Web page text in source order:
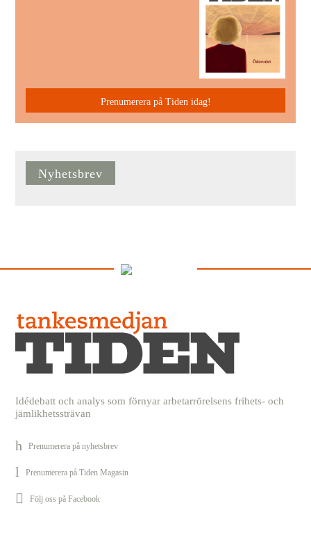
Prenumerera på Tiden idag!
Nyhetsbrev
Idédebatt och analys som förnyar arbetarrörelsens frihets- och
jämlikhetssträvan
Prenumerera på nyhetsbrev
Prenumerera på Tiden Magasin
Följ oss på Facebook